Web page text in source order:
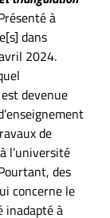
à
dans
2024.
devenue
de
l’université
des
concerne le
inadapté à